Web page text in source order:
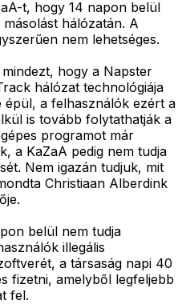
t, hogy 14 napon belül
hálózatán. A
nem lehetséges.
hogy a Napster
hálózat technológiája
a felhasználók ezért a
is tovább folytathatják a
programot már
a KaZaA pedig nem tudja
Nem igazán tudjuk, mit
Christiaan Alberdink
belül nem tudja
illegális
a társaság napi 40
fizetni, amelyből legfeljebb
fel.